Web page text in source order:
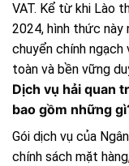
VAT. Kể từ khi Lào
2024, hình thức này
chuyển chính ngạch
toàn và bền vững
Dịch vụ hải quan
bao gồm những
Gói dịch vụ của
chính sách mặt